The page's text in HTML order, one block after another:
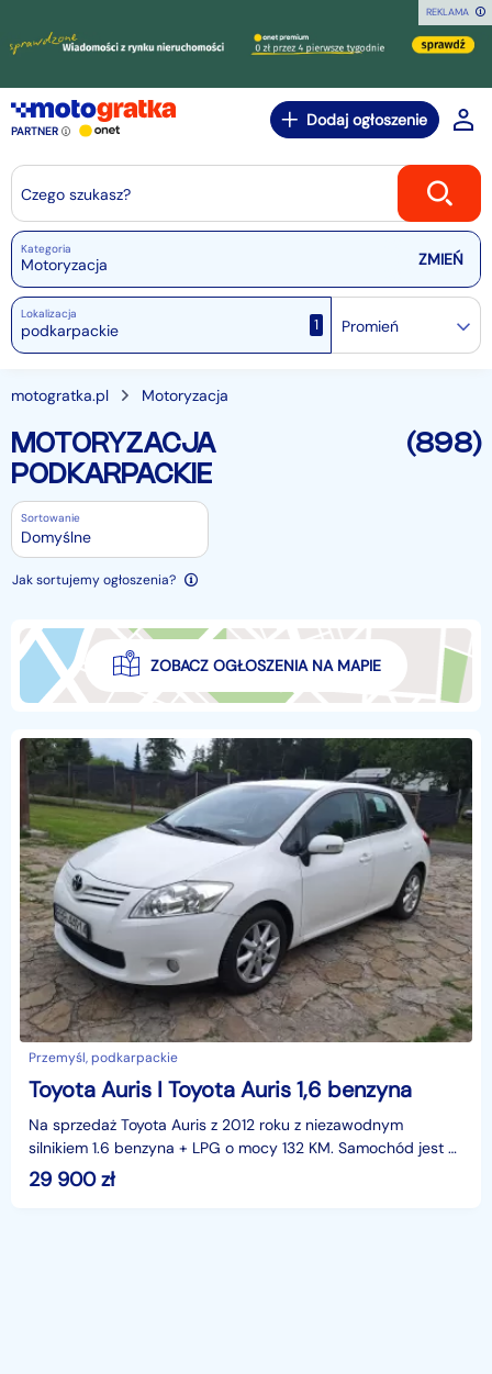
REKLAMA
PARTNER
Dodaj ogłoszenie
Czego szukasz?
Kategoria
Motoryzacja
Lokalizacja
1 Promień
motogratka.pl Motoryzacja
MOTORYZACJA
PODKARPACKIE
(898)
Sortowanie
Domyślne
Jak sortujemy ogłoszenia?
ZOBACZ OGŁOSZENIA NA MAPIE
Przemyśl, podkarpackie
Toyota Auris I Toyota Auris 1,6 benzyna
Na sprzedaż Toyota Auris z 2012 roku z niezawodnym
silnikiem 1.6 benzyna + LPG o mocy 132 KM. Samochód jest w
bardzo dobrym stanie technicznym i wizualnym, regu
29 900zł